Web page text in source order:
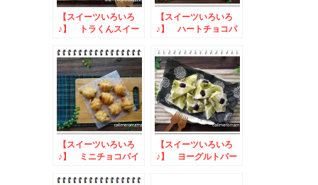
【スイーツいろいろ
♪】 トラくんスイー
【スイーツいろいろ
♪】 ハートチョコパ
【スイーツいろいろ
♪】 ミニチョコパイ
【スイーツいろいろ
♪】 ヨーグルトバー